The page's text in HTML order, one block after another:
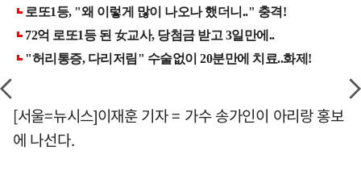
[서울=뉴시스]이재훈 기자 = 가수 송가인이 아리랑 홍보
에 나선다.